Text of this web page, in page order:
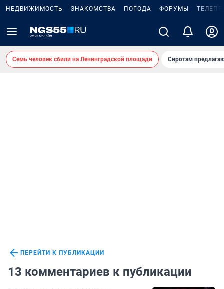
НЕДВИЖИМОСТЬ ЗНАКОМСТВА ПОГОДА ФОРУМЫ
Семь человек сбили на Ленинградской площади Сиротам
ПЕРЕЙТИ К ПУБЛИКАЦИИ
13 комментариев к публикации